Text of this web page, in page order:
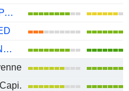
WELLS FARGO & COMPANY
MITSUBISHI UFJ FINANCIAL GROUP, INC.